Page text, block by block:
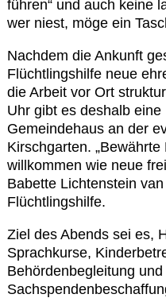
führen“ und auch keine
wer niest, möge ein
Nachdem die Ankunft
Flüchtlingshilfe neue
die Arbeit vor Ort
Uhr gibt es deshalb
Gemeindehaus an der
Kirschgarten.
willkommen wie neue
Babette Lichtenstein
Flüchtlingshilfe.
Ziel des Abends sei es,
Sprachkurse,
Behördenbegleitung